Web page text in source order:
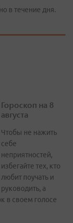
в течение дня.
Гороскоп на 8
августа
Чтобы не нажить
себе
неприятностей,
избегайте тех, кто
любит поучать и
руководить, а
в своем голосе